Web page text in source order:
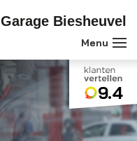
Garage Biesheuvel
9.4